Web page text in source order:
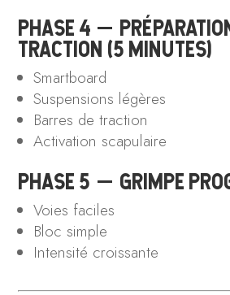
PHASE 4 —
TRACTION (5 MINUTES)
Smartboard
Suspensions légères
Barres de traction
Activation scapulaire
PHASE 5 — GRIMPE
Voies faciles
Bloc simple
Intensité croissante